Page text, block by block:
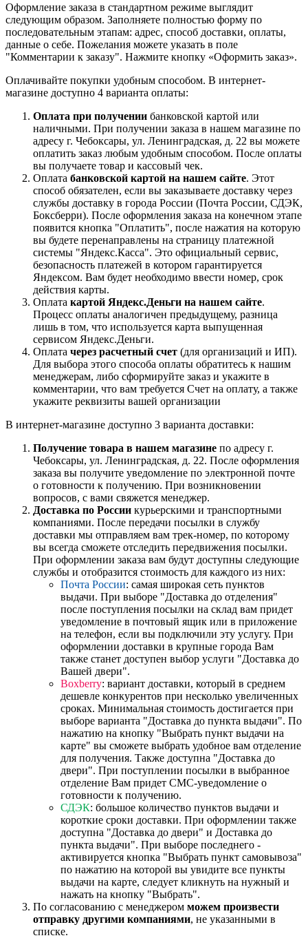
Оформление заказа в стандартном режиме выглядит
следующим образом. Заполняете полностью форму по
последовательным этапам: адрес, способ доставки, оплаты,
данные о себе. Пожелания можете указать в поле
"Комментарии к заказу". Нажмите кнопку «Оформить заказ».
Оплачивайте покупки удобным способом. В интернет-
магазине доступно 4 варианта оплаты:
Оплата при получении банковской картой или
наличными. При получении заказа в нашем магазине по
адресу г. Чебоксары, ул. Ленинградская, д. 22 вы можете
оплатить заказ любым удобным способом. После оплаты
вы получаете товар и кассовый чек.
Оплата банковской картой на нашем сайте. Этот
способ обязателен, если вы заказываете доставку через
службы доставку в города России (Почта России, СДЭК,
Боксберри). После оформления заказа на конечном этапе
появится кнопка "Оплатить", после нажатия на которую
вы будете перенаправлены на страницу платежной
системы "Яндекс.Касса". Это официальный сервис,
безопасность платежей в котором гарантируется
Яндексом. Вам будет необходимо ввести номер, срок
действия карты.
Оплата картой Яндекс.Деньги на нашем сайте.
Процесс оплаты аналогичен предыдущему, разница
лишь в том, что используется карта выпущенная
сервисом Яндекс.Деньги.
Оплата через расчетный счет (для организаций и ИП).
Для выбора этого способа оплаты обратитесь к нашим
менеджерам, либо сформируйте заказ и укажите в
комментарии, что вам требуется Счет на оплату, а также
укажите реквизиты вашей организации
В интернет-магазине доступно 3 варианта доставки:
Получение товара в нашем магазине по адресу г.
Чебоксары, ул. Ленинградская, д. 22. После оформления
заказа вы получите уведомление по электронной почте
о готовности к получению. При возникновении
вопросов, с вами свяжется менеджер.
Доставка по России курьерскими и транспортными
компаниями. После передачи посылки в службу
доставки мы отправляем вам трек-номер, по которому
вы всегда сможете отследить передвижения посылки.
При оформлении заказа вам будут доступны следующие
службы и отобразится стоимость для каждого из них:
Почта России: самая широкая сеть пунктов
выдачи. При выборе "Доставка до отделения"
после поступления посылки на склад вам придет
уведомление в почтовый ящик или в приложение
на телефон, если вы подключили эту услугу. При
оформлении доставки в крупные города Вам
также станет доступен выбор услуги "Доставка до
Вашей двери".
Boxberry: вариант доставки, который в среднем
дешевле конкурентов при несколько увеличенных
сроках. Минимальная стоимость достигается при
выборе варианта "Доставка до пункта выдачи". По
нажатию на кнопку "Выбрать пункт выдачи на
карте" вы сможете выбрать удобное вам отделение
для получения. Также доступна "Доставка до
двери". При поступлении посылки в выбранное
отделение Вам придет СМС-уведомление о
готовности к получению.
СДЭК: большое количество пунктов выдачи и
короткие сроки доставки. При оформлении также
доступна "Доставка до двери" и Доставка до
пункта выдачи". При выборе последнего -
активируется кнопка "Выбрать пункт самовывоза"
по нажатию на которой вы увидите все пункты
выдачи на карте, следует кликнуть на нужный и
нажать на кнопку "Выбрать".
По согласованию с менеджером можем произвести
отправку другими компаниями, не указанными в
списке.